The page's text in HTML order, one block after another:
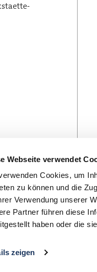
Webseite verwendet
Cookies, um
zu können und die
Verwendung unserer
Partner führen diese
haben oder die
zeigen
du camp de